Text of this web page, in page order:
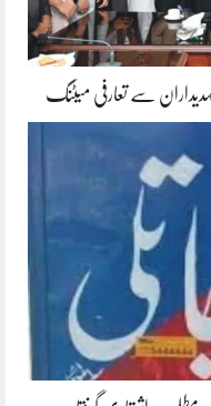
سے تعارفی میٹنگ